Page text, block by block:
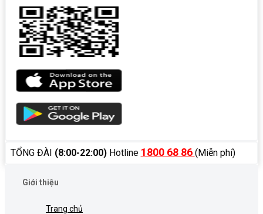
TỔNG ĐÀI (8:00-22:00)Hotline 1800 68 86 (Miễn phí)
Giới thiệu
Trang chủ